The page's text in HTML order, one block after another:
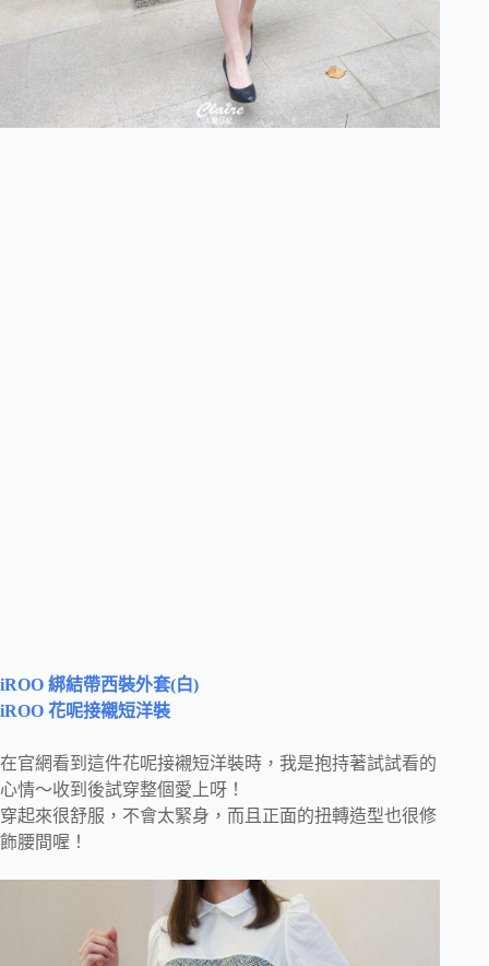
iROO 綁結帶西裝外套(白)
iROO 花呢接襯短洋裝
在官網看到這件花呢接襯短洋裝時，我是抱持著試試看的
心情～收到後試穿整個愛上呀！
穿起來很舒服，不會太緊身，而且正面的扭轉造型也很修
飾腰間喔！